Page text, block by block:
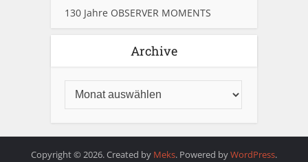
130 Jahre OBSERVER MOMENTS
Archive
Copyright © 2026. Created by Meks. Powered byWordPress.